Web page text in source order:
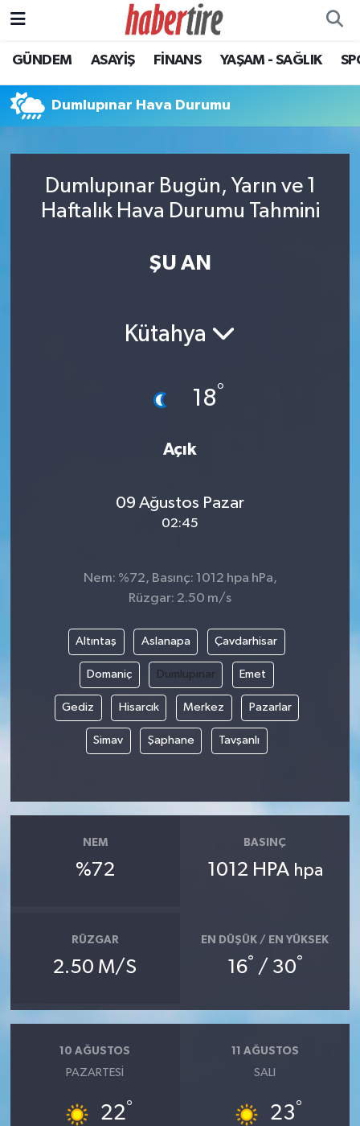
GÜNDEM ASAYİŞ FİNANS YAŞAM - SAĞLIK
Dumlupınar Hava Durumu
Dumlupınar Bugün, Yarın ve 1
Haftalık Hava Durumu Tahmini
ŞU AN
Kütahya
18°
Açık
09 Ağustos Pazar
02:45
Nem: %72, Basınç: 1012 hpa hPa,
Rüzgar: 2.50 m/s
Altıntaş Aslanapa Çavdarhisar
Domaniç Dumlupınar Emet
Gediz Hisarcık Merkez Pazarlar
Simav Şaphane Tavşanlı
NEM
%72
BASINÇ
1012 HPA hpa
RÜZGAR
2.50 M/S
EN DÜŞÜK / EN YÜKSEK
16° / 30°
10 AĞUSTOS
PAZARTESI
22°
11 AĞUSTOS
SALI
23°
Tire Nöbetçi Eczaneler
Tire Hava Durumu
Süper Lig Puan Durumu ve Fikstür
Son Dakika Haberleri